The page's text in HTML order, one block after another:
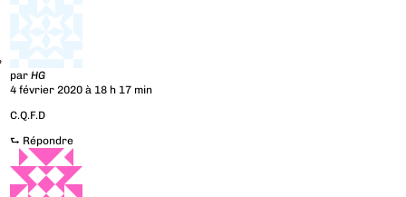
parHG
4 février 2020 à 18 h 17 min
C.Q.F.D
⮑ Répondre